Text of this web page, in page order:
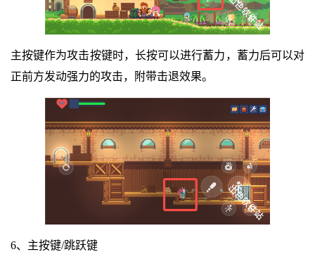
主按键作为攻击按键时，长按可以进行蓄力，蓄力后可以对
正前方发动强力的攻击，附带击退效果。
6、主按键/跳跃键